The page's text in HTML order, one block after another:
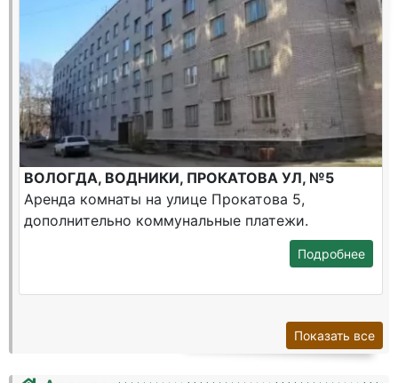
ВОЛОГДА, ВОДНИКИ, ПРОКАТОВА УЛ, №5
Аренда комнаты на улице Прокатова 5,
дополнительно коммунальные платежи.
Подробнее
Показать все